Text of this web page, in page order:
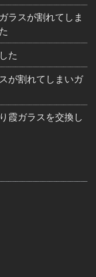
ラスが割れてしま
た
が割れてしまいガ
霞ガラスを交換し